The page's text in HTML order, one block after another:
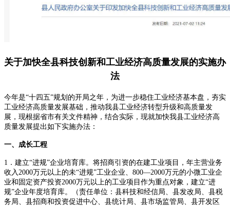
关于加快全县科技创新和工业经济高质量发展的实施办
法
今年是“十四五”规划的开局之年，为进一步稳住工业经济基本盘，夯实
工业经济高质量发展基础，推动我县工业经济转型升级和高质量发
展，现根据省市有关文件精神，结合实际，现就加快我县工业经济高
质量发展提出如下实施办法：
一、成长工程
1．建立“进规”企业培育库。将招商引资的在建工业项目，年主营业务
收入2000万元以上的未“进规”工业企业、800—2000万元的小微工业企
业和固定资产投资2000万元以上的工业项目作为重点对象，建立“进
规”企业年度培育库。（责任单位：县科技和经信局、县发改局、县税
务局、县招商和投资促进中心、县统计局、县市场监管局、县开发区